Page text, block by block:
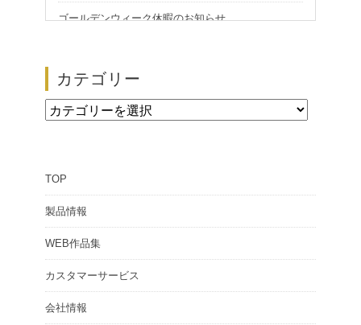
ゴールデンウィーク休暇のお知らせ
【展示会情報】第51回 ザ・ロープ 帆船模型展
カテゴリー
カ
リ
ー
TOP
製品情報
WEB作品集
カスタマーサービス
会社情報